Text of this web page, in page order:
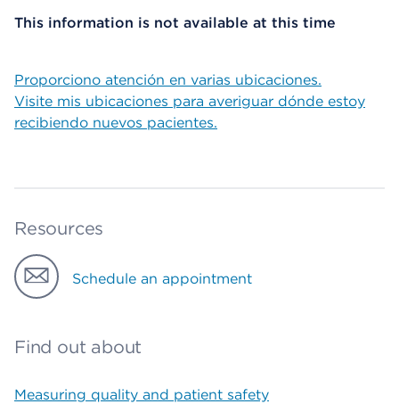
This information is not available at this time
Proporciono atención en varias ubicaciones.
Visite mis ubicaciones para averiguar dónde estoy
recibiendo nuevos pacientes.
Resources
Schedule an appointment
Find out about
Measuring quality and patient safety